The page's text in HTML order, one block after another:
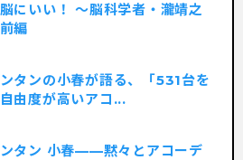
にいい！ ～脳科学者・瀧靖之
編
タンの小春が語る、「531台を
由度が高いアコ...
タン 小春——黙々とアコーデ